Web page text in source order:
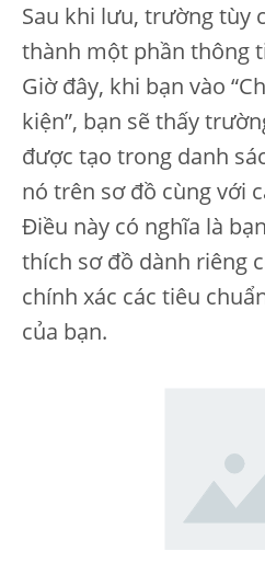
Sau khi lưu, trường tùy
thành một phần thông
Giờ đây, khi bạn vào
kiện”, bạn sẽ thấy
được tạo trong danh
nó trên sơ đồ cùng với
Điều này có nghĩa là
thích sơ đồ dành riêng
chính xác các tiêu
của bạn.